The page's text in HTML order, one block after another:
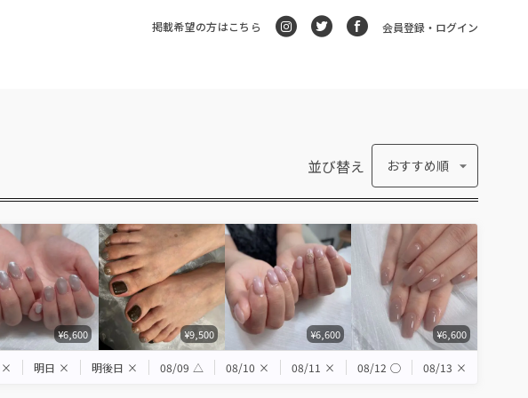
掲載希望の方はこちら 会員登録・ログイン
並び替え おすすめ順
¥6,600 ¥9,500 ¥6,600 ¥6,600
× 明日 × 明後日 × 08/09 △ 08/10 × 08/11 × 08/12 ◯ 08/13 ×